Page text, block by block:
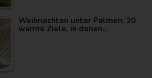
Weihnachten unter Palmen: 20
warme Ziele, in denen…